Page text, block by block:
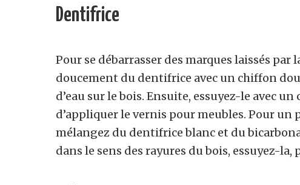
Dentifrice
Pour se débarrasser des marques laissés
doucement du dentifrice avec un chiffon
d’eau sur le bois. Ensuite, essuyez-le avec
d’appliquer le vernis pour meubles. Pour
mélangez du dentifrice blanc et du
dans le sens des rayures du bois, essuyez-